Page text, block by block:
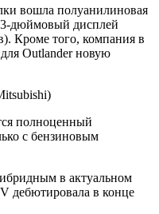
вошла полуанилиновая
дюймовый дисплей
Кроме того, компания в
для Outlander новую
полноценный
с бензиновым
в актуальном
дебютировала в конце